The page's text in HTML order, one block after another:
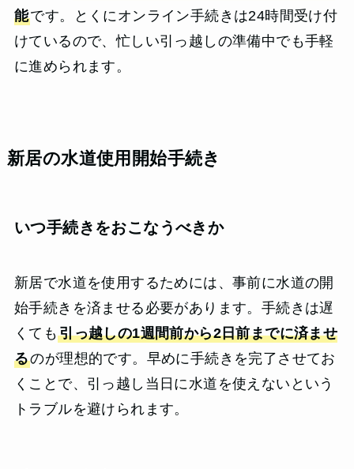
能です。とくにオンライン手続きは24時間受け付
けているので、忙しい引っ越しの準備中でも手軽
に進められます。
新居の水道使用開始手続き
いつ手続きをおこなうべきか
新居で水道を使用するためには、事前に水道の開
始手続きを済ませる必要があります。手続きは遅
くても引っ越しの1週間前から2日前までに済ませ
るのが理想的です。早めに手続きを完了させてお
くことで、引っ越し当日に水道を使えないという
トラブルを避けられます。